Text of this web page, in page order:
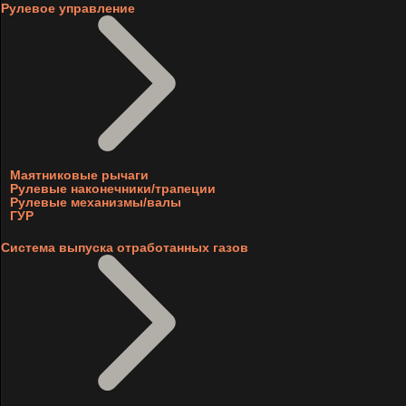
Рулевое управление
Маятниковые рычаги
Рулевые наконечники/трапеции
Рулевые механизмы/валы
ГУР
Система выпуска отработанных газов